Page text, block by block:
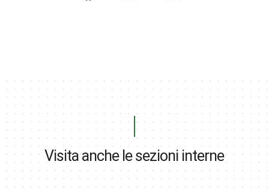
Visita anche le sezioni interne